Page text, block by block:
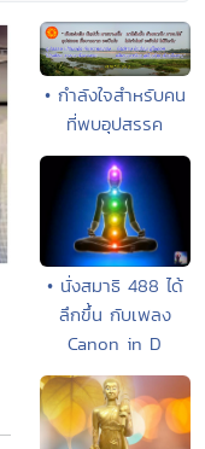
• กำลังใจสำหรับคน
ที่พบอุปสรรค
• นั่งสมาธิ 488 ได้
ลึกขึ้น กับเพลง
Canon in D